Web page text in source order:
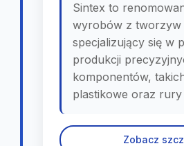
Sintex to
wyrobów z tworzyw
specjalizujący się w
produkcji
komponentów,
plastikowe oraz rury
Zobacz